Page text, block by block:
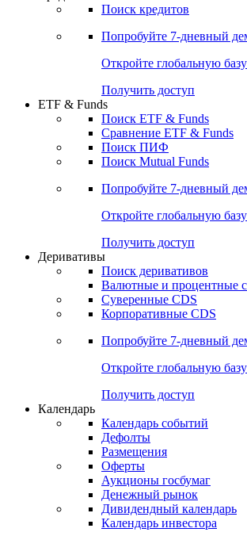
Откройте глобальную
Получить доступ
Поиск кредитов
Попробуйте7-дневный
Откройте глобальную
Получить доступ
ETF & Funds
Сравнение ETF & Funds
Поиск Mutual Funds
Попробуйте7-дневный
Откройте глобальную
Получить доступ
Деривативы
Валютные и процентные
Корпоративные CDS
Попробуйте7-дневный
Откройте глобальную
Получить доступ
Календарь
Календарь событий
Дефолты
Размещения
Оферты